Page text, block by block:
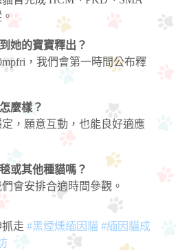
她的寶寶釋出？
，我們會第一時間公布釋
麼樣？
，願意互動，也能良好適應
或其他種貓嗎？
會安排合適時間參觀。
走 #黑煙燻緬因貓 #緬因貓成